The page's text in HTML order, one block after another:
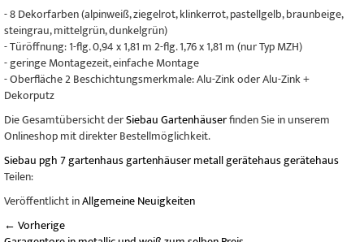
- 8 Dekorfarben (alpinweiß, ziegelrot, klinkerrot, pastellgelb, braunbeige,
steingrau, mittelgrün, dunkelgrün)
- Türöffnung: 1-flg. 0,94 x 1,81 m 2-flg. 1,76 x 1,81 m (nur Typ MZH)
- geringe Montagezeit, einfache Montage
- Oberfläche 2 Beschichtungsmerkmale: Alu-Zink oder Alu-Zink +
Dekorputz
Die Gesamtübersicht derSiebau Gartenhäuserfinden Sie in unserem
Onlineshop mit direkter Bestellmöglichkeit.
Siebaupgh 7gartenhausgartenhäusermetall gerätehausgerätehaus
Teilen:
Veröffentlicht inAllgemeine Neuigkeiten
← Vorherige